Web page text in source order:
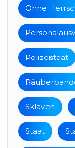
Ohne
Polizeistaat
Sklaven
Staat